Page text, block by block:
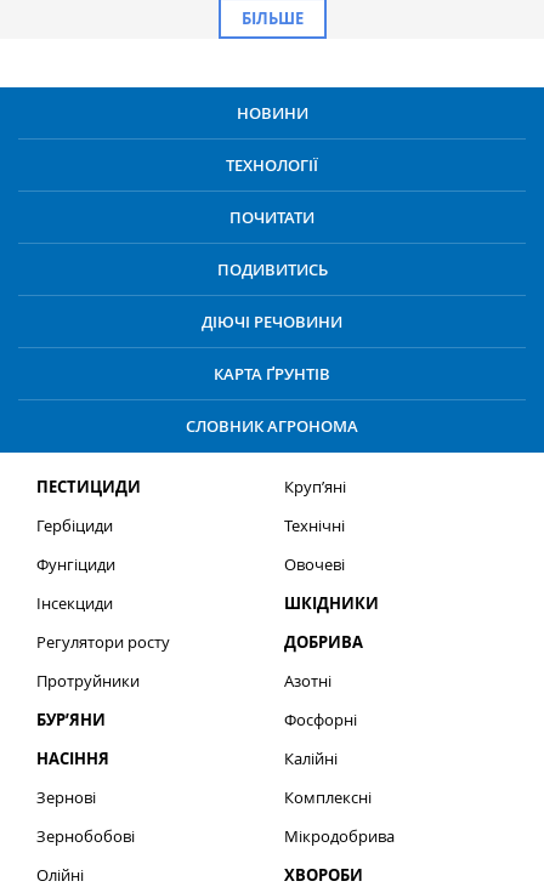
БІЛЬШЕ
НОВИНИ
ТЕХНОЛОГІЇ
ПОЧИТАТИ
ПОДИВИТИСЬ
ДІЮЧІ РЕЧОВИНИ
КАРТА ҐРУНТІВ
СЛОВНИК АГРОНОМА
ПЕСТИЦИДИ
Гербіциди
Фунгіциди
Інсекциди
Регулятори росту
Протруйники
БУР’ЯНИ
НАСІННЯ
Зернові
Зернобобові
Олійні
Круп’яні
Технічні
Овочеві
ШКІДНИКИ
ДОБРИВА
Азотні
Фосфорні
Калійні
Комплексні
Мікродобрива
ХВОРОБИ